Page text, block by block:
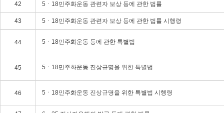
42 5ㆍ18민주화운동 관련자 보상 등에 관한 법률
43 5ㆍ18민주화운동 관련자 보상 등에 관한 법률 시행령
44 5ㆍ18민주화운동 등에 관한 특별법
45 5ㆍ18민주화운동 진상규명을 위한 특별법
46 5ㆍ18민주화운동 진상규명을 위한 특별법 시행령